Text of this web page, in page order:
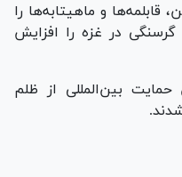
و ماهیتابه‌ها را
در غزه را افزایش
بین‌المللی از ظلم